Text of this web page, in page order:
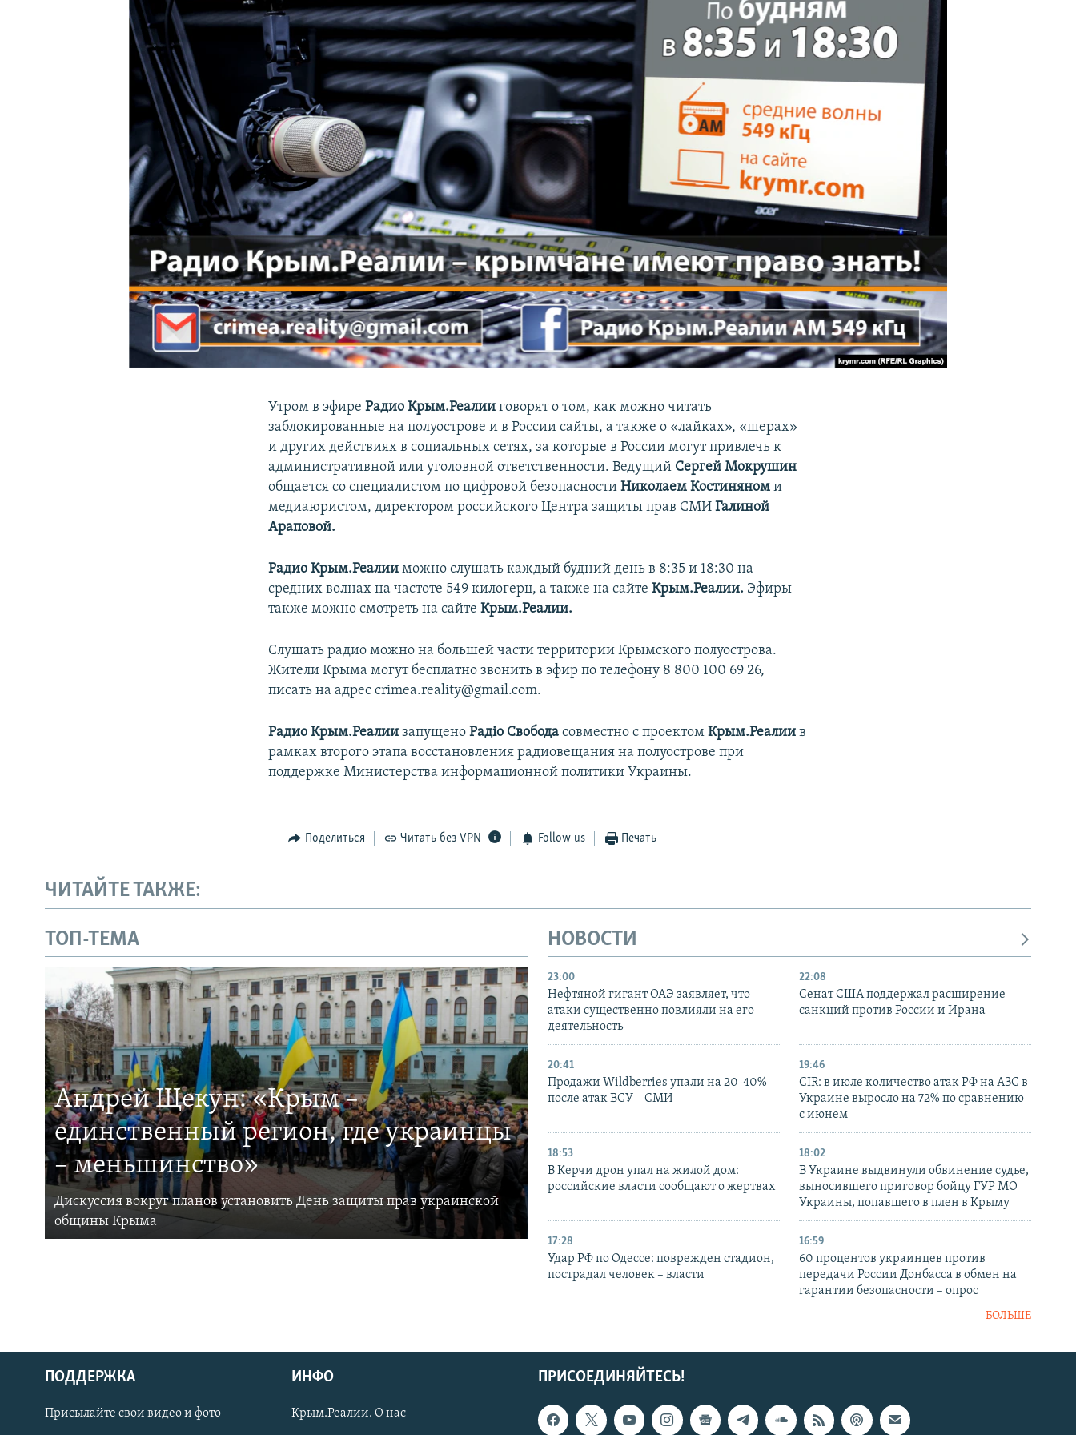
КРЫМ.НЕПОКОРЕННЫЙ
УКРАИНСКАЯ ПРОБЛЕМА КРЫМА
Українською
Утром в эфиреРадио Крым.Реалии говорят о том, как можно читать
заблокированные на полуострове и в России сайты, а также о «лайках», «шерах»
и других действиях в социальных сетях, за которые в России могут привлечь к
административной или уголовной ответственности. Ведущий Сергей Мокрушин
общается со специалистом по цифровой безопасностиНиколаем Костиняном и
медиаюристом, директором российского Центра защиты прав СМИГалиной
Араповой.
Радио Крым.Реалии можно слушать каждый будний день в 8:35 и 18:30 на
средних волнах на частоте 549 килогерц, а также на сайтеКрым.Реалии. Эфиры
также можно смотреть на сайтеКрым.Реалии.
Слушать радио можно на большей части территории Крымского полуострова.
Жители Крыма могут бесплатно звонить в эфир по телефону 8 800 100 69 26,
писать на адрес crimea.reality@gmail.com.
Радио Крым.РеалиизапущеноРадіо Свобода совместно с проектомКрым.Реалиив
рамках второго этапа восстановления радиовещания на полуострове при
поддержке Министерства информационной политики Украины.
Поделиться Читать без VPN Follow us Печать
ЧИТАЙТЕ ТАКЖЕ:
ТОП-ТЕМА
Андрей Щекун: «Крым –
единственный регион, где украинцы
– меньшинство»
Дискуссия вокруг планов установить День защиты прав украинской
общины Крыма
НОВОСТИ
23:00
Нефтяной гигант ОАЭ заявляет, что
атаки существенно повлияли на его
деятельность
22:08
Сенат США поддержал расширение
санкций против России и Ирана
20:41
Продажи Wildberries упали на 20-40%
после атак ВСУ – СМИ
19:46
CIR: в июле количество атак РФ на АЗС в
Украине выросло на 72% по сравнению
с июнем
18:53
В Керчи дрон упал на жилой дом:
российские власти сообщают о жертвах
18:02
В Украине выдвинули обвинение судье,
выносившего приговор бойцу ГУР МО
Украины, попавшего в плен в Крыму
17:28
Удар РФ по Одессе: поврежден стадион,
пострадал человек – власти
16:59
60 процентов украинцев против
передачи России Донбасса в обмен на
гарантии безопасности – опрос
БОЛЬШЕ
ПРИСОЕДИНЯЙТЕСЬ!
ПОДДЕРЖКА
Присылайте свои видео и фото
ИНФО
Крым.Реалии. О нас